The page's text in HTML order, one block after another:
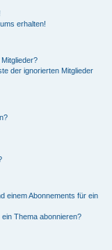
erhalten!
der ignorierten Mitglieder
einem Abonnements für ein
Thema abonnieren?